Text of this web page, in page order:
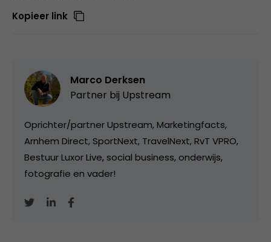
Kopieer link
Marco Derksen
Partner bij Upstream
Oprichter/partner Upstream, Marketingfacts,
Arnhem Direct, SportNext, TravelNext, RvT VPRO,
Bestuur Luxor Live, social business, onderwijs,
fotografie en vader!